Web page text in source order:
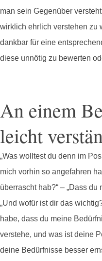
man sein Gegenüber
wirklich ehrlich verstehen zu
dankbar für eine
diese unnötig zu bewerten
An einem
leicht
„Was wolltest du denn im
mich vorhin so angefahren
überrascht hab?“ – „Dass
„Und wofür ist dir das
habe, dass du meine
verstehe, und was ist deine
deine Bedürfnisse besser